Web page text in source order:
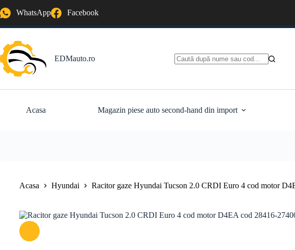
la
WhatsApp Facebook
EDMauto.ro
Acasa Magazin piese auto second-hand din import
Acasa Hyundai Racitor gaze Hyundai Tucson 2.0 CRDI Euro 4 cod motor